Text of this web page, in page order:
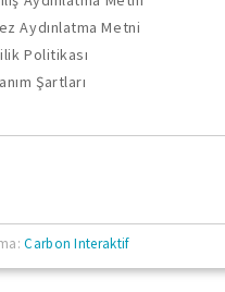
Aydınlatma Metni
Politikası
Şartları
Carbon Interaktif